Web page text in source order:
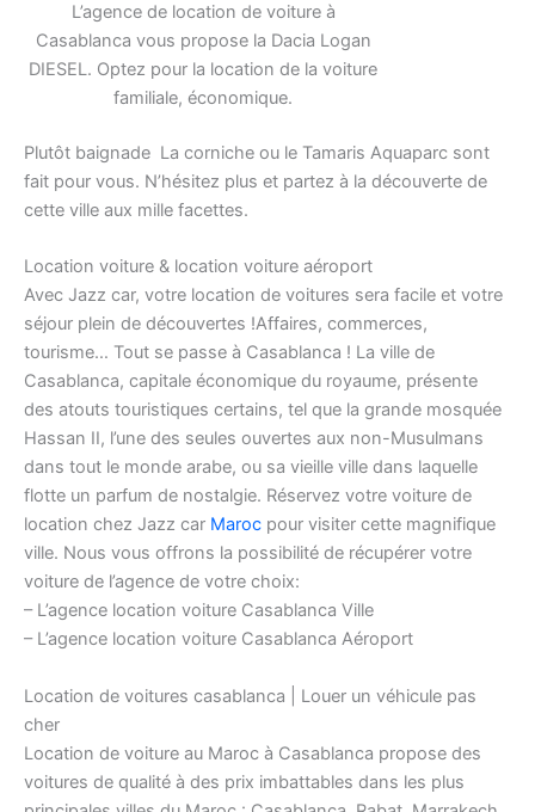
L’agence de location de voiture à
Casablanca vous propose la Dacia Logan
DIESEL. Optez pour la location de la voiture
familiale, économique.
Plutôt baignade La corniche ou le Tamaris Aquaparc sont
fait pour vous. N’hésitez plus et partez à la découverte de
cette ville aux mille facettes.
Location voiture & location voiture aéroport
Avec Jazz car, votre location de voitures sera facile et votre
séjour plein de découvertes !Affaires, commerces,
tourisme… Tout se passe à Casablanca ! La ville de
Casablanca, capitale économique du royaume, présente
des atouts touristiques certains, tel que la grande mosquée
Hassan II, l’une des seules ouvertes aux non-Musulmans
dans tout le monde arabe, ou sa vieille ville dans laquelle
flotte un parfum de nostalgie. Réservez votre voiture de
location chez Jazz car Maroc pour visiter cette magnifique
ville. Nous vous offrons la possibilité de récupérer votre
voiture de l’agence de votre choix:
– L’agence location voiture Casablanca Ville
– L’agence location voiture Casablanca Aéroport
Location de voitures casablanca | Louer un véhicule pas
cher
Location de voiture au Maroc à Casablanca propose des
voitures de qualité à des prix imbattables dans les plus